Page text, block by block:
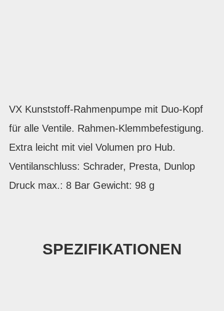
VX Kunststoff-Rahmenpumpe mit Duo-Kopf
für alle Ventile. Rahmen-Klemmbefestigung.
Extra leicht mit viel Volumen pro Hub.
Ventilanschluss: Schrader, Presta, Dunlop
Druck max.: 8 Bar Gewicht: 98 g
SPEZIFIKATIONEN